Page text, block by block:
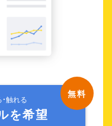
触れる
を希望